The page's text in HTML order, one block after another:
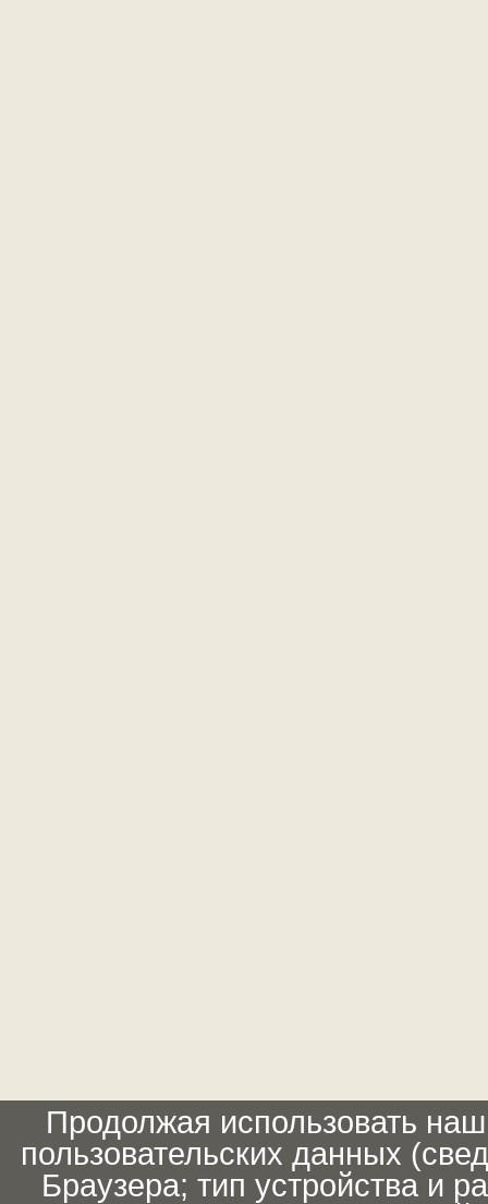
Продолжая использовать
пользовательских данных
Браузера; тип устройства и